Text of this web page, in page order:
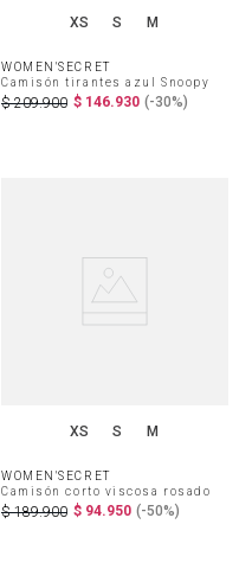
XS S M
WOMEN'SECRET
Camisón tirantes azul Snoopy
$ 209.900 $ 146.930 (-30%)
XS S M
WOMEN'SECRET
Camisón corto viscosa rosado
$ 189.900 $ 94.950 (-50%)